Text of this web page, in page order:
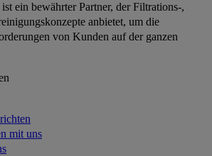
ein bewährter Partner, der Filtrations-,
anbietet, um die
von Kunden auf der ganzen
mit uns